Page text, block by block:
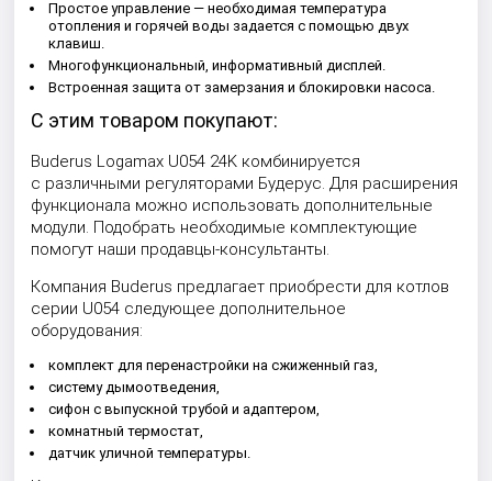
Простое управление — необходимая температура
отопления и горячей воды задается с помощью двух
клавиш.
Многофункциональный, информативный дисплей.
Встроенная защита от замерзания и блокировки насоса.
С этим товаром покупают:
Buderus Logamax U054 24K комбинируется
с различными регуляторами Будерус. Для расширения
функционала можно использовать дополнительные
модули. Подобрать необходимые комплектующие
помогут наши продавцы-консультанты.
Компания Buderus предлагает приобрести для котлов
серии U054 следующее дополнительное
оборудования:
комплект для перенастройки на сжиженный газ,
систему дымоотведения,
сифон с выпускной трубой и адаптером,
комнатный термостат,
датчик уличной температуры.